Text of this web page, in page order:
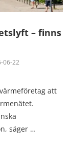
– finns
06-22
att
säger …